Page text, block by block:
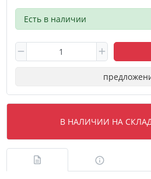
Есть в наличии
В НАЛИЧИИ НА